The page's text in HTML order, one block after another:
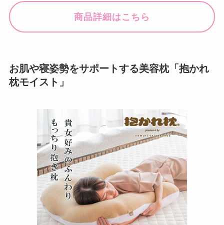
商品詳細はこちら
お肌や寝姿勢をサポートする美容枕「抱かれ
枕モイスト」